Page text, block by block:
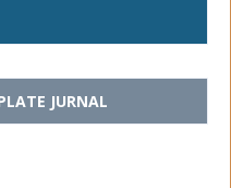
JURNAL